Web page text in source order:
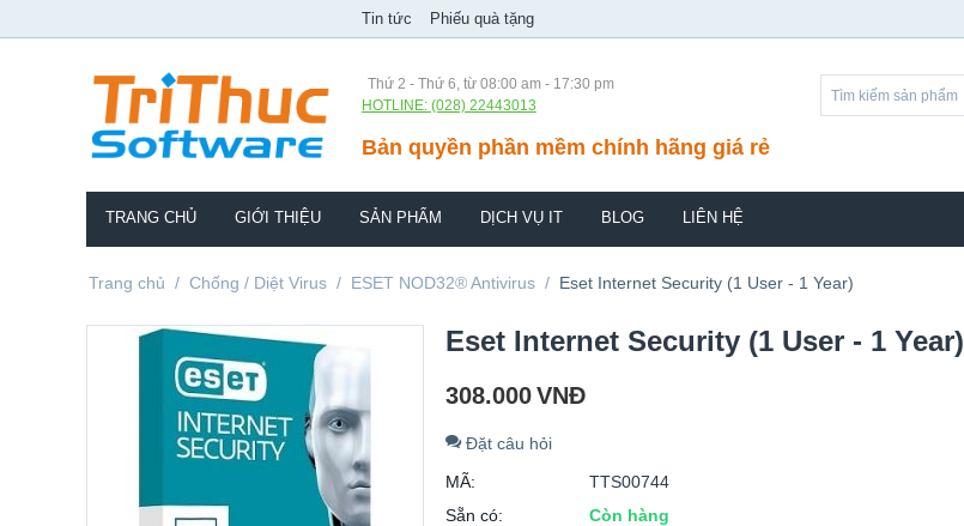
Tin tức Phiếu quà tặng
Thứ 2 - Thứ 6, từ 08:00 am - 17:30 pm
HOTLINE: (028) 22443013
Bản quyền phần mềm chính hãng giá rẻ
TRANG CHỦ GIỚI THIỆU SẢN PHẨM DỊCH VỤ IT BLOG LIÊN HỆ
Trang chủ / Chống / Diệt Virus / ESET NOD32® Antivirus / Eset Internet Security (1 User - 1 Year)
Eset Internet Security (1 User - 1 Year)
308.000VNĐ
Đặt câu hỏi
MÃ:
TTS00744
Sẵn có:
Còn hàng